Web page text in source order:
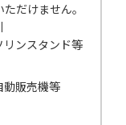
だけません。
ンスタンド等
動販売機等